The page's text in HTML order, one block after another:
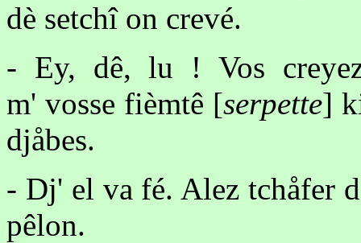
dè setchî on crevé.
- Ey, dê, lu ! Vos
m' vosse fièmtê [serpette]
djåbes.
- Dj' el va fé. Alez tchåfer
pêlon.